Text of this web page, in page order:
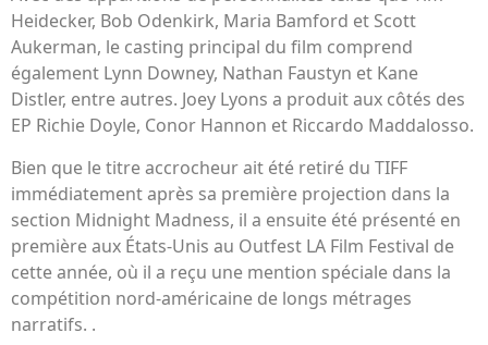
Heidecker, Bob Odenkirk, Maria Bamford et Scott
Aukerman, le casting principal du film comprend
également Lynn Downey, Nathan Faustyn et Kane
Distler, entre autres. Joey Lyons a produit aux côtés des
EP Richie Doyle, Conor Hannon et Riccardo Maddalosso.
Bien que le titre accrocheur ait été retiré du TIFF
immédiatement après sa première projection dans la
section Midnight Madness, il a ensuite été présenté en
première aux États-Unis au Outfest LA Film Festival de
cette année, où il a reçu une mention spéciale dans la
compétition nord-américaine de longs métrages
narratifs. .